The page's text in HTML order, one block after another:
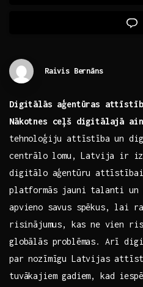
Raivis Bernāns
Digitālās aģentūras
Nākotnes ceļš digitālajā
tehnoloģiju attīstība un
centrālo ⁤lomu,​ Latvija⁢ ir
digitālo aģentūru
platformās jauni talanti
apvieno savus spēkus, lai⁣
⁣risinājumus, kas ne vien
globālās ‌problēmas. Arī
par nozīmīgu Latvijas
tuvākajiem gadiem, kad